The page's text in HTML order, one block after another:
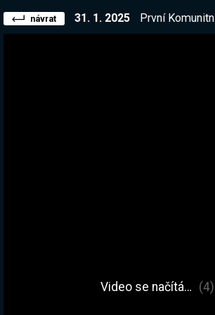
návrat 31. 1. 2025 První Komunitní turnaj v BACKPACK Battles! Přidej se! Testujeme, třeba to nebude fungovat :D | !kniha !elite
Video se načítá… (4)